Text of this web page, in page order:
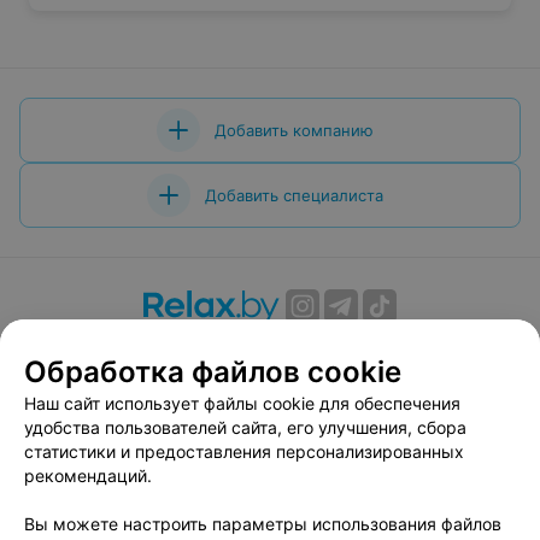
Добавить компанию
Добавить специалиста
Вакансии
Публичный договор
Способы оплаты
Публичный договор по использованию сервиса
«Афиша»
Пользовательское соглашение
Связаться по вопросам сотрудничества
Обработка файлов cookie
Наш сайт использует файлы cookie для обеспечения
удобства пользователей сайта, его улучшения, сбора
статистики и предоставления персонализированных
рекомендаций.
Вы можете настроить параметры использования файлов